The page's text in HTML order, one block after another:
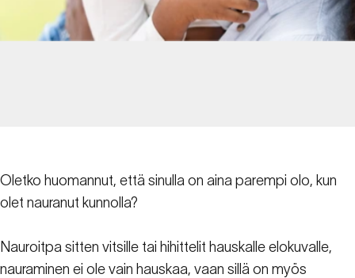
Oletko huomannut, että sinulla on aina parempi olo, kun
olet nauranut kunnolla?
Nauroitpa sitten vitsille tai hihittelit hauskalle elokuvalle,
nauraminen ei ole vain hauskaa, vaan sillä on myös